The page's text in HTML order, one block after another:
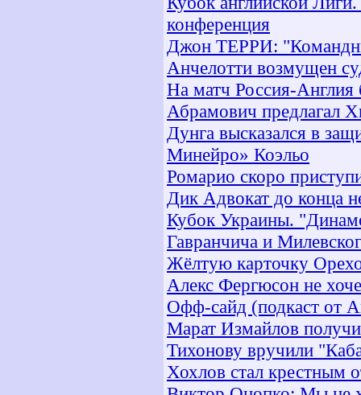
конференция
Джон ТЕРРИ:
Анчелотти возмущен
На матч Россия-Англия
Абрамович предлагал
Дунга высказался в
Минейро» Коэльо
Ромарио скоро
Дик Адвокат до конца
Кубок Украины.
Гавранчича и
Жёлтую карточку
Алекс Фергюсон не
Офф-сайд (подкаст от
Марат Измайлов
Тихонову вручили
Хохлов стал крестным